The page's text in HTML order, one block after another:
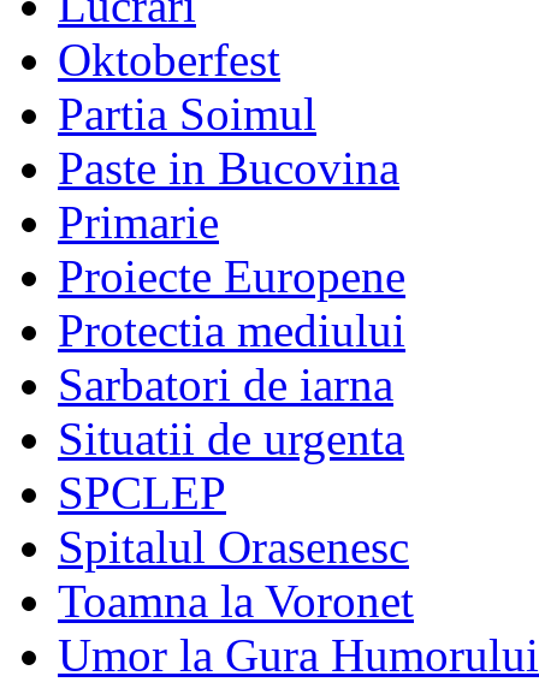
Oktoberfest
Partia Soimul
Paste in Bucovina
Primarie
Proiecte Europene
Protectia mediului
Sarbatori de iarna
Situatii de urgenta
SPCLEP
Spitalul Orasenesc
Toamna la Voronet
Umor la Gura Humorului